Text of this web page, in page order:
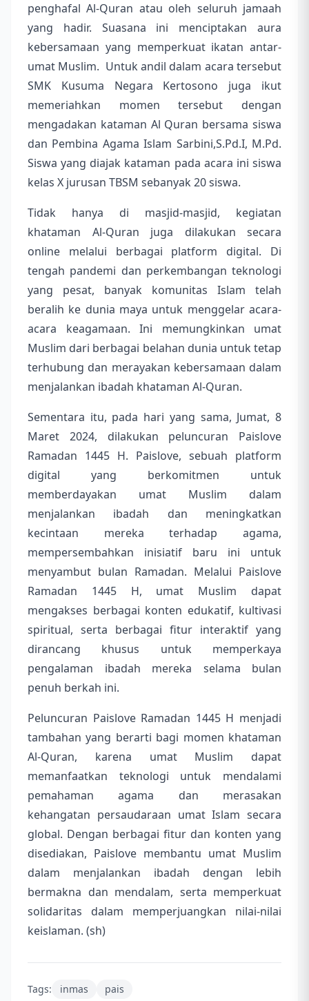
penghafal Al-Quran atau oleh seluruh jamaah
yang hadir. Suasana ini menciptakan aura
kebersamaan yang memperkuat ikatan antar-
umat Muslim. Untuk andil dalam acara tersebut
SMK Kusuma Negara Kertosono juga ikut
memeriahkan momen tersebut dengan
mengadakan kataman Al Quran bersama siswa
dan Pembina Agama Islam Sarbini,S.Pd.I, M.Pd.
Siswa yang diajak kataman pada acara ini siswa
kelas X jurusan TBSM sebanyak 20 siswa.
Tidak hanya di masjid-masjid, kegiatan
khataman Al-Quran juga dilakukan secara
online melalui berbagai platform digital. Di
tengah pandemi dan perkembangan teknologi
yang pesat, banyak komunitas Islam telah
beralih ke dunia maya untuk menggelar acara-
acara keagamaan. Ini memungkinkan umat
Muslim dari berbagai belahan dunia untuk tetap
terhubung dan merayakan kebersamaan dalam
menjalankan ibadah khataman Al-Quran.
Sementara itu, pada hari yang sama, Jumat, 8
Maret 2024, dilakukan peluncuran Paislove
Ramadan 1445 H. Paislove, sebuah platform
digital yang berkomitmen untuk
memberdayakan umat Muslim dalam
menjalankan ibadah dan meningkatkan
kecintaan mereka terhadap agama,
mempersembahkan inisiatif baru ini untuk
menyambut bulan Ramadan. Melalui Paislove
Ramadan 1445 H, umat Muslim dapat
mengakses berbagai konten edukatif, kultivasi
spiritual, serta berbagai fitur interaktif yang
dirancang khusus untuk memperkaya
pengalaman ibadah mereka selama bulan
penuh berkah ini.
Peluncuran Paislove Ramadan 1445 H menjadi
tambahan yang berarti bagi momen khataman
Al-Quran, karena umat Muslim dapat
memanfaatkan teknologi untuk mendalami
pemahaman agama dan merasakan
kehangatan persaudaraan umat Islam secara
global. Dengan berbagai fitur dan konten yang
disediakan, Paislove membantu umat Muslim
dalam menjalankan ibadah dengan lebih
bermakna dan mendalam, serta memperkuat
solidaritas dalam memperjuangkan nilai-nilai
keislaman. (sh)
Tags: inmas pais